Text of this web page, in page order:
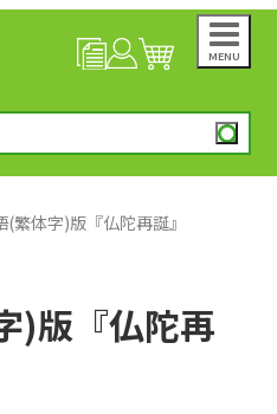
MENU
(繁体字)版『仏陀再誕』
)版『仏陀再